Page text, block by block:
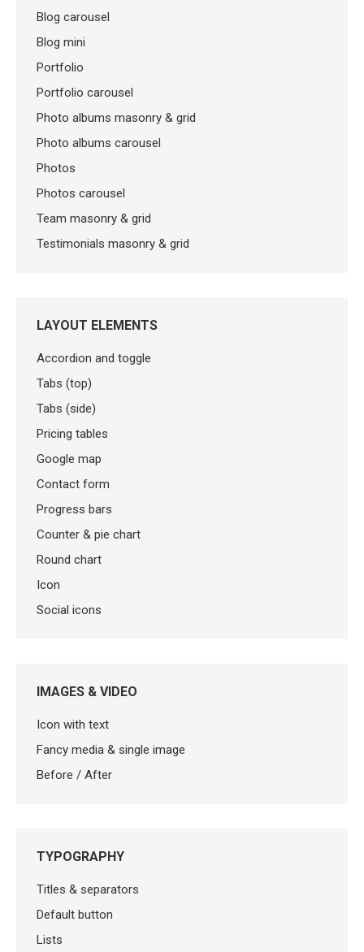
Blog carousel
Blog mini
Portfolio
Portfolio carousel
Photo albums masonry & grid
Photo albums carousel
Photos
Photos carousel
Team masonry & grid
Testimonials masonry & grid
LAYOUT ELEMENTS
Accordion and toggle
Tabs (top)
Tabs (side)
Pricing tables
Google map
Contact form
Progress bars
Counter & pie chart
Round chart
Icon
Social icons
IMAGES & VIDEO
Icon with text
Fancy media & single image
Before / After
TYPOGRAPHY
Titles & separators
Default button
Lists